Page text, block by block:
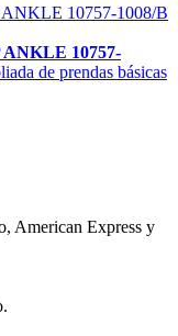
10757-
de prendas básicas
American Express y